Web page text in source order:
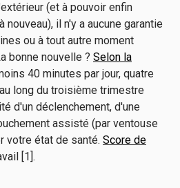
(et à pouvoir enfin
il n'y a aucune garantie
ou à tout autre moment
bonne nouvelle ? Selon la
40 minutes par jour, quatre
long du troisième trimestre
d'un déclenchement, d'une
assisté (par ventouse
votre état de santé. Score de
[1].